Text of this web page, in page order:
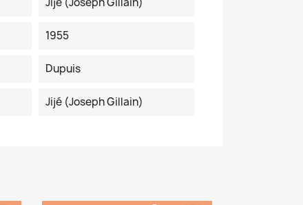
1955
Dupuis
Jijé (Joseph Gillain)